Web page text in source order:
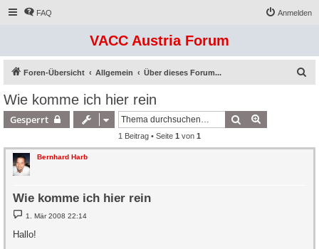
FAQ Anmelden
VACC Austria Forum
Foren-Übersicht Allgemein Über dieses Forum...
Wie komme ich hier rein
Gesperrt Suche
1 Beitrag • Seite 1 von 1
Bernhard Harb
Wie komme ich hier rein
B
e
i
t
1. Mär 2008 22:14
Hallo!